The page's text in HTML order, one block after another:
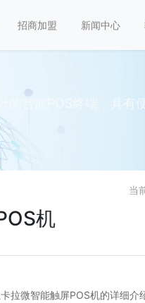
招商加盟 新闻中心
的智能POS终端，具有
当
机
微智能触屏POS机的详细介